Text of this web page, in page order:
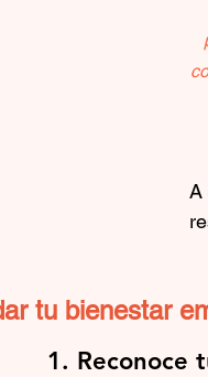
A
tu bienestar
1. Reconoce